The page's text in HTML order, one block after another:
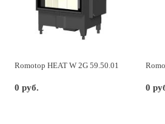
Romotop HEAT W 2G 59.50.01
0 руб. 0